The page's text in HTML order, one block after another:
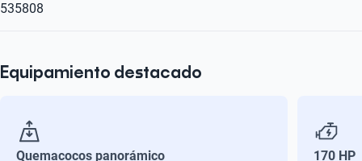
535808
Equipamiento destacado
Quemacocos panorámico
170 HP